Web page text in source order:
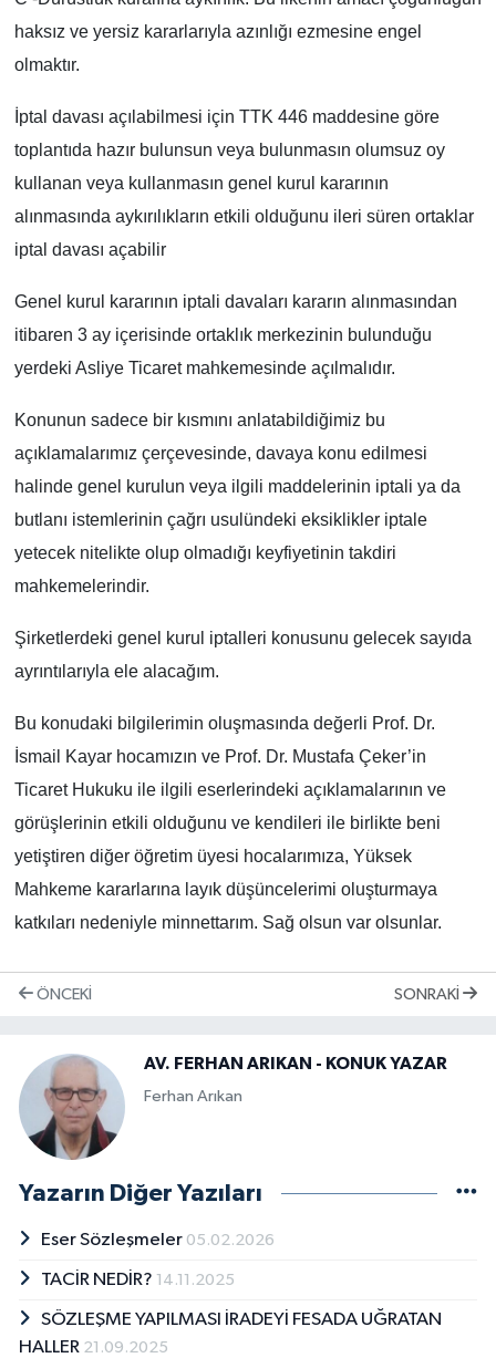
haksız ve yersiz kararlarıyla azınlığı ezmesine engel
olmaktır.
İptal davası açılabilmesi için TTK 446 maddesine göre
toplantıda hazır bulunsun veya bulunmasın olumsuz oy
kullanan veya kullanmasın genel kurul kararının
alınmasında aykırılıkların etkili olduğunu ileri süren ortaklar
iptal davası açabilir
Genel kurul kararının iptali davaları kararın alınmasından
itibaren 3 ay içerisinde ortaklık merkezinin bulunduğu
yerdeki Asliye Ticaret mahkemesinde açılmalıdır.
Konunun sadece bir kısmını anlatabildiğimiz bu
açıklamalarımız çerçevesinde, davaya konu edilmesi
halinde genel kurulun veya ilgili maddelerinin iptali ya da
butlanı istemlerinin çağrı usulündeki eksiklikler iptale
yetecek nitelikte olup olmadığı keyfiyetinin takdiri
mahkemelerindir.
Şirketlerdeki genel kurul iptalleri konusunu gelecek sayıda
ayrıntılarıyla ele alacağım.
Bu konudaki bilgilerimin oluşmasında değerli Prof. Dr.
İsmail Kayar hocamızın ve Prof. Dr. Mustafa Çeker’in
Ticaret Hukuku ile ilgili eserlerindeki açıklamalarının ve
görüşlerinin etkili olduğunu ve kendileri ile birlikte beni
yetiştiren diğer öğretim üyesi hocalarımıza, Yüksek
Mahkeme kararlarına layık düşüncelerimi oluşturmaya
katkıları nedeniyle minnettarım. Sağ olsun var olsunlar.
ÖNCEKI SONRAKI
AV. FERHAN ARIKAN - KONUK YAZAR
Ferhan Arıkan
Yazarın Diğer Yazıları
Eser Sözleşmeler 05.02.2026
TACİR NEDİR? 14.11.2025
SÖZLEŞME YAPILMASI İRADEYİ FESADA UĞRATAN
HALLER 21.09.2025